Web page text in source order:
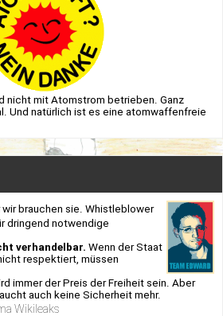
nicht mit Atomstrom betrieben. Ganz
Und natürlich ist es eine atomwaffenfreie
brauchen sie. Whistleblower
dringend notwendige
verhandelbar. Wenn der Staat
respektiert, müssen
immer der Preis der Freiheit sein. Aber
auch keine Sicherheit mehr.
Wikileaks